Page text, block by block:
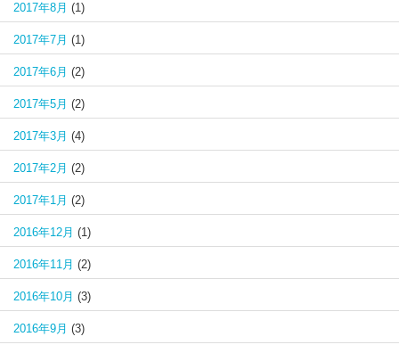
2017年8月 (1)
2017年7月 (1)
2017年6月 (2)
2017年5月 (2)
2017年3月 (4)
2017年2月 (2)
2017年1月 (2)
2016年12月 (1)
2016年11月 (2)
2016年10月 (3)
2016年9月 (3)